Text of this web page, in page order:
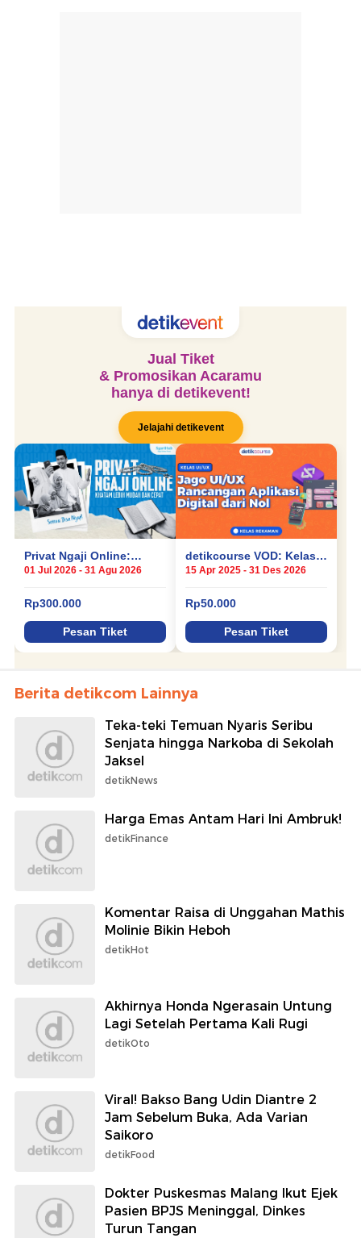
Berita detikcom Lainnya
Teka-teki Temuan Nyaris Seribu
Senjata hingga Narkoba di Sekolah
Jaksel
detikNews
Harga Emas Antam Hari Ini Ambruk!
detikFinance
Komentar Raisa di Unggahan Mathis
Molinie Bikin Heboh
detikHot
Akhirnya Honda Ngerasain Untung
Lagi Setelah Pertama Kali Rugi
detikOto
Viral! Bakso Bang Udin Diantre 2
Jam Sebelum Buka, Ada Varian
Saikoro
detikFood
Dokter Puskesmas Malang Ikut Ejek
Pasien BPJS Meninggal, Dinkes
Turun Tangan